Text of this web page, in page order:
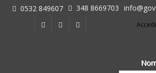
0532 849607 348 8669703
Accedi
L'azienda
Chi siamo
Fasi della Ricostruzione Post